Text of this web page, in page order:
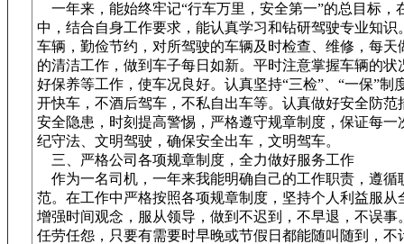
一年来，能始终牢记“行车万里，安全第一”的总目标，
中，结合自身工作要求，能认真学习和钻研驾驶专业知识
车辆，勤俭节约，对所驾驶的车辆及时检查、维修，每天
的清洁工作，做到车子每日如新。平时注意掌握车辆的状
好保养等工作，使车况良好。认真坚持“三检”、“一保”制
开快车，不酒后驾车，不私自出车等。认真做好安全防范
安全隐患，时刻提高警惕，严格遵守规章制度，保证每一
纪守法、文明驾驶，确保安全出车，文明驾车。
三、严格公司各项规章制度，全力做好服务工作
作为一名司机，一年来我能明确自己的工作职责，遵循
范。在工作中严格按照各项规章制度，坚持个人利益服从
增强时间观念，服从领导，做到不迟到，不早退，不误事
任劳任怨，只要有需要时早晚或节假日都能随叫随到，不